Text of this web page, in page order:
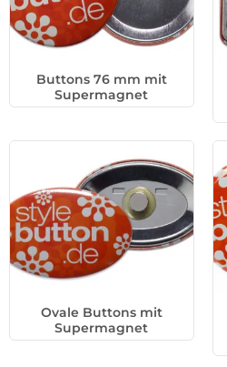
Buttons 76 mm mit
Supermagnet
Ovale Buttons mit
Supermagnet